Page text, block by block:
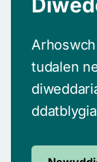
tudalen